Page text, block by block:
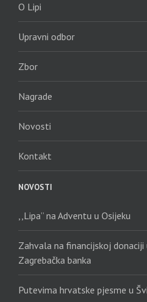
O Lipi
Upravni odbor
Zbor
Nagrade
Novosti
Kontakt
NOVOSTI
,,Lipa” na Adventu u Osijeku
Zahvala na financijskoj donaciji
Zagrebačka banka
Putevima hrvatske pjesme u